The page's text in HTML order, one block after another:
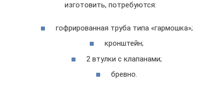
изготовить, потребуются:
гофрированная труба типа «гармошка»;
кронштейн;
2 втулки с клапанами;
бревно.